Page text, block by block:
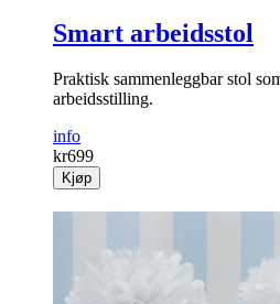
Smart arbeidsstol
Praktisk sammenleggbar stol
arbeidsstilling.
info
kr699
Kjøp